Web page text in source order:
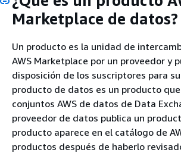
Marketplace de datos?
Un producto es la unidad de
AWS Marketplace por un proveedor y
disposición de los suscriptores para
producto de datos es un producto
conjuntos AWS de datos de Data
proveedor de datos publica un
producto aparece en el catálogo de
productos después de haberlo